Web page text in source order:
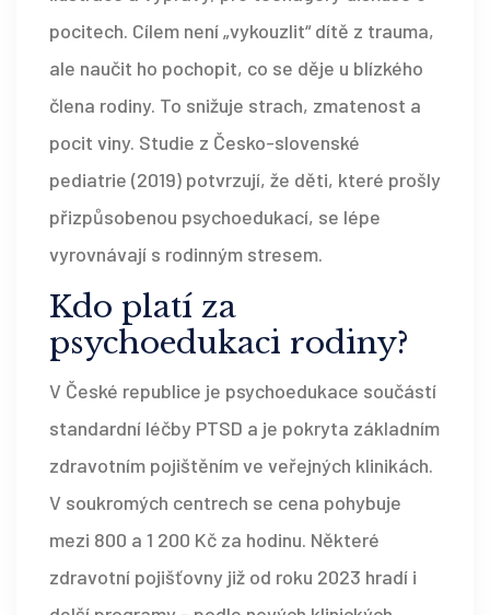
pocitech. Cílem není „vykouzlit“ dítě z trauma,
ale naučit ho pochopit, co se děje u blízkého
člena rodiny. To snižuje strach, zmatenost a
pocit viny. Studie z Česko-slovenské
pediatrie (2019) potvrzují, že děti, které prošly
přizpůsobenou psychoedukací, se lépe
vyrovnávají s rodinným stresem.
Kdo platí za
psychoedukaci rodiny?
V České republice je psychoedukace součástí
standardní léčby PTSD a je pokryta základním
zdravotním pojištěním ve veřejných klinikách.
V soukromých centrech se cena pohybuje
mezi 800 a 1 200 Kč za hodinu. Některé
zdravotní pojišťovny již od roku 2023 hradí i